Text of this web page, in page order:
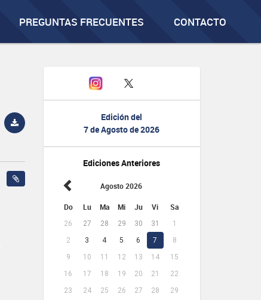
PREGUNTAS FRECUENTES CONTACTO
Edición del
7 de Agosto de 2026
Ediciones Anteriores
Agosto 2026
Do Lu Ma Mi Ju Vi Sa
26 27 28 29 30 31
1
2
3 4 5 6 7
8
9
10 11 12 13 14
15
16
17 18 19 20 21
22
23
24 25 26 27 28
29